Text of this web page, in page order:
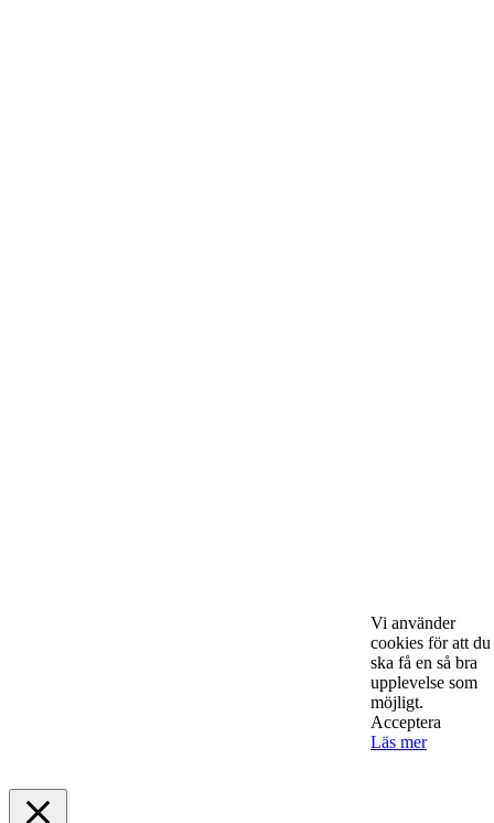
Vi använder
cookies för att du
ska få en så bra
upplevelse som
möjligt.
Acceptera
Läs mer